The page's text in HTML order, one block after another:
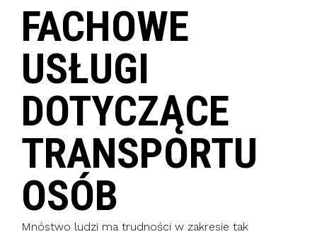
FACHOWE
USŁUGI
DOTYCZĄCE
TRANSPORTU
OSÓB
Mnóstwo ludzi ma trudności w zakresie tak